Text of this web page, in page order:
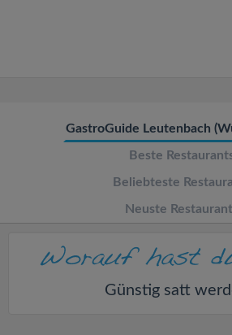
GastroGuide Leutenbach
Beste
Beliebteste
Neuste
Günstig satt